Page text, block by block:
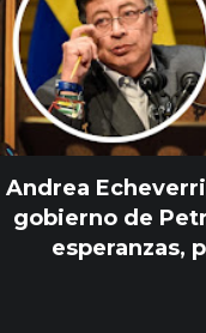
Andrea
gobierno de
esperanzas,